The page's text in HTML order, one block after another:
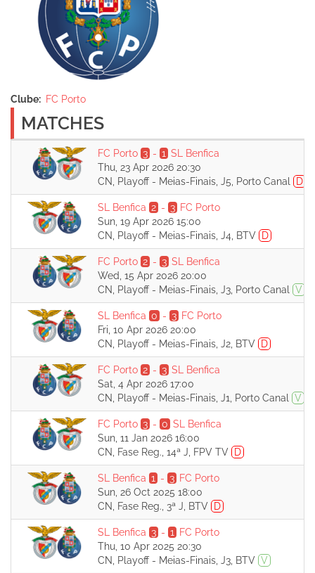
Clube FC Porto
MATCHES
FC Porto 3 - 1 SL Benfica
Thu, 23 Apr 2026 20:30
CN, Playoff - Meias-Finais, J5, Porto Canal
D
SL Benfica 2 - 3 FC Porto
Sun, 19 Apr 2026 15:00
CN, Playoff - Meias-Finais, J4, BTV
D
FC Porto 2 - 3 SL Benfica
Wed, 15 Apr 2026 20:00
CN, Playoff - Meias-Finais, J3, Porto Canal
V
SL Benfica 0 - 3 FC Porto
Fri, 10 Apr 2026 20:00
CN, Playoff - Meias-Finais, J2, BTV
D
FC Porto 2 - 3 SL Benfica
Sat, 4 Apr 2026 17:00
CN, Playoff - Meias-Finais, J1, Porto Canal
V
FC Porto 3 - 0 SL Benfica
Sun, 11 Jan 2026 16:00
CN, Fase Reg., 14ª J, FPV TV
D
SL Benfica 1 - 3 FC Porto
Sun, 26 Oct 2025 18:00
CN, Fase Reg., 3ª J, BTV
D
SL Benfica 3 - 1
FC Porto
Thu, 10 Apr 2025 20:30
CN, Playoff - Meias-Finais, J3, BTV V